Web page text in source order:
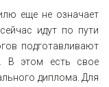
еще не означает
идут по пути
подготавливают
В этом есть свое
диплома. Для